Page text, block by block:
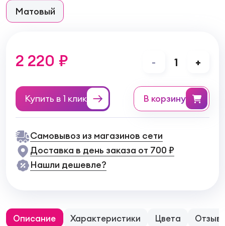
Матовый
2 220 ₽ - 1 +
Купить в 1 клик в корзину
Самовывоз из магазинов сети
Доставка в день заказа от 700 ₽
Нашли дешевле?
Описание Характеристики Цвета